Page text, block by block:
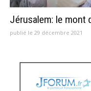
Jérusalem: le mont
publié le 29 décembre 2021